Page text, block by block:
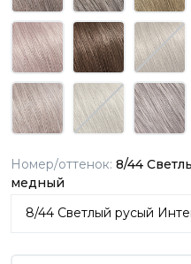
Номер/оттенок: 8/44
медный